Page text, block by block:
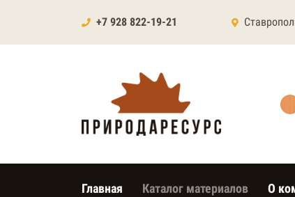
+7 928 822-19-21
Главная Каталог материалов О